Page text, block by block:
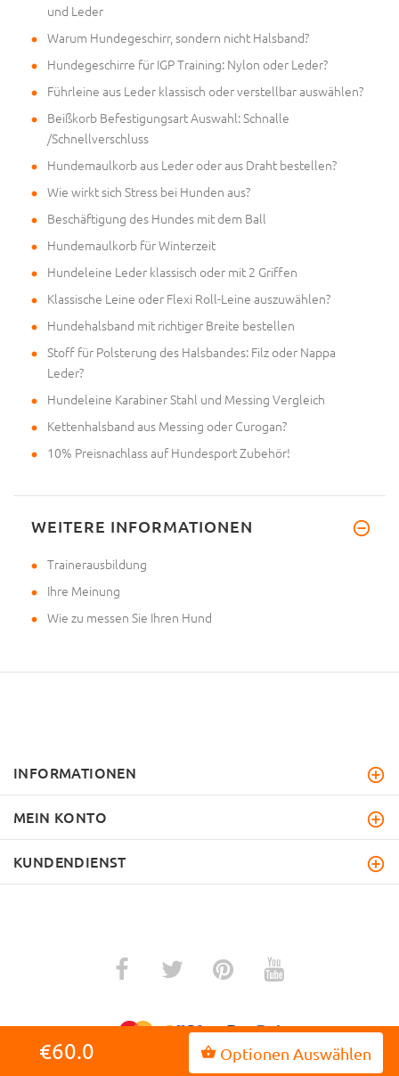
€60.0 Optionen Auswählen
und Leder
Warum Hundegeschirr, sondern nicht Halsband?
Hundegeschirre für IGP Training: Nylon oder Leder?
Führleine aus Leder klassisch oder verstellbar auswählen?
Beißkorb Befestigungsart Auswahl: Schnalle
/Schnellverschluss
Hundemaulkorb aus Leder oder aus Draht bestellen?
Wie wirkt sich Stress bei Hunden aus?
Beschäftigung des Hundes mit dem Ball
Hundemaulkorb für Winterzeit
Hundeleine Leder klassisch oder mit 2 Griffen
Klassische Leine oder Flexi Roll-Leine auszuwählen?
Hundehalsband mit richtiger Breite bestellen
Stoff für Polsterung des Halsbandes: Filz oder Nappa
Leder?
Hundeleine Karabiner Stahl und Messing Vergleich
Kettenhalsband aus Messing oder Curogan?
10% Preisnachlass auf Hundesport Zubehör!
WEITERE INFORMATIONEN
Trainerausbildung
Ihre Meinung
Wie zu messen Sie Ihren Hund
INFORMATIONEN
MEIN KONTO
KUNDENDIENST